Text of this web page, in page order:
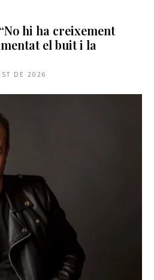
hi ha creixement
el buit i la
DE 2026